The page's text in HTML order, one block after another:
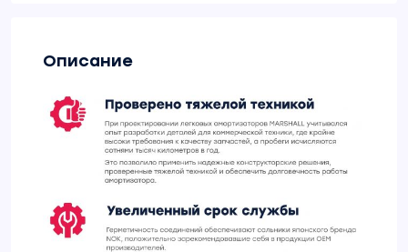
Описание